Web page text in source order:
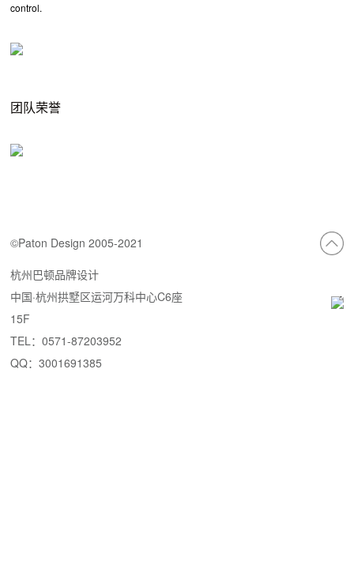
control.
团队荣誉
©Paton Design 2005-2021
杭州巴顿品牌设计
中国·杭州拱墅区运河万科中心C6座
15F
TEL：0571-87203952
QQ：3001691385